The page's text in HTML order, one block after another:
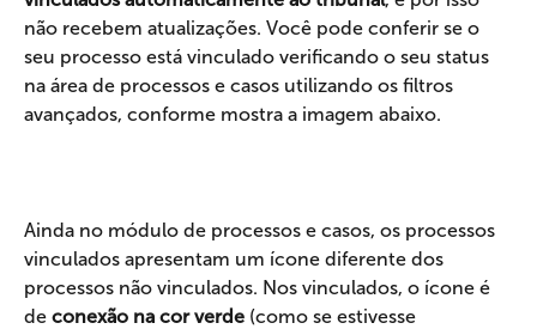
não recebem atualizações. Você pode conferir se o
seu processo está vinculado verificando o seu status
na área de processos e casos utilizando os filtros
avançados, conforme mostra a imagem abaixo.
Ainda no módulo de processos e casos, os processos
vinculados apresentam um ícone diferente dos
processos não vinculados. Nos vinculados, o ícone é
de conexão na cor verde (como se estivesse